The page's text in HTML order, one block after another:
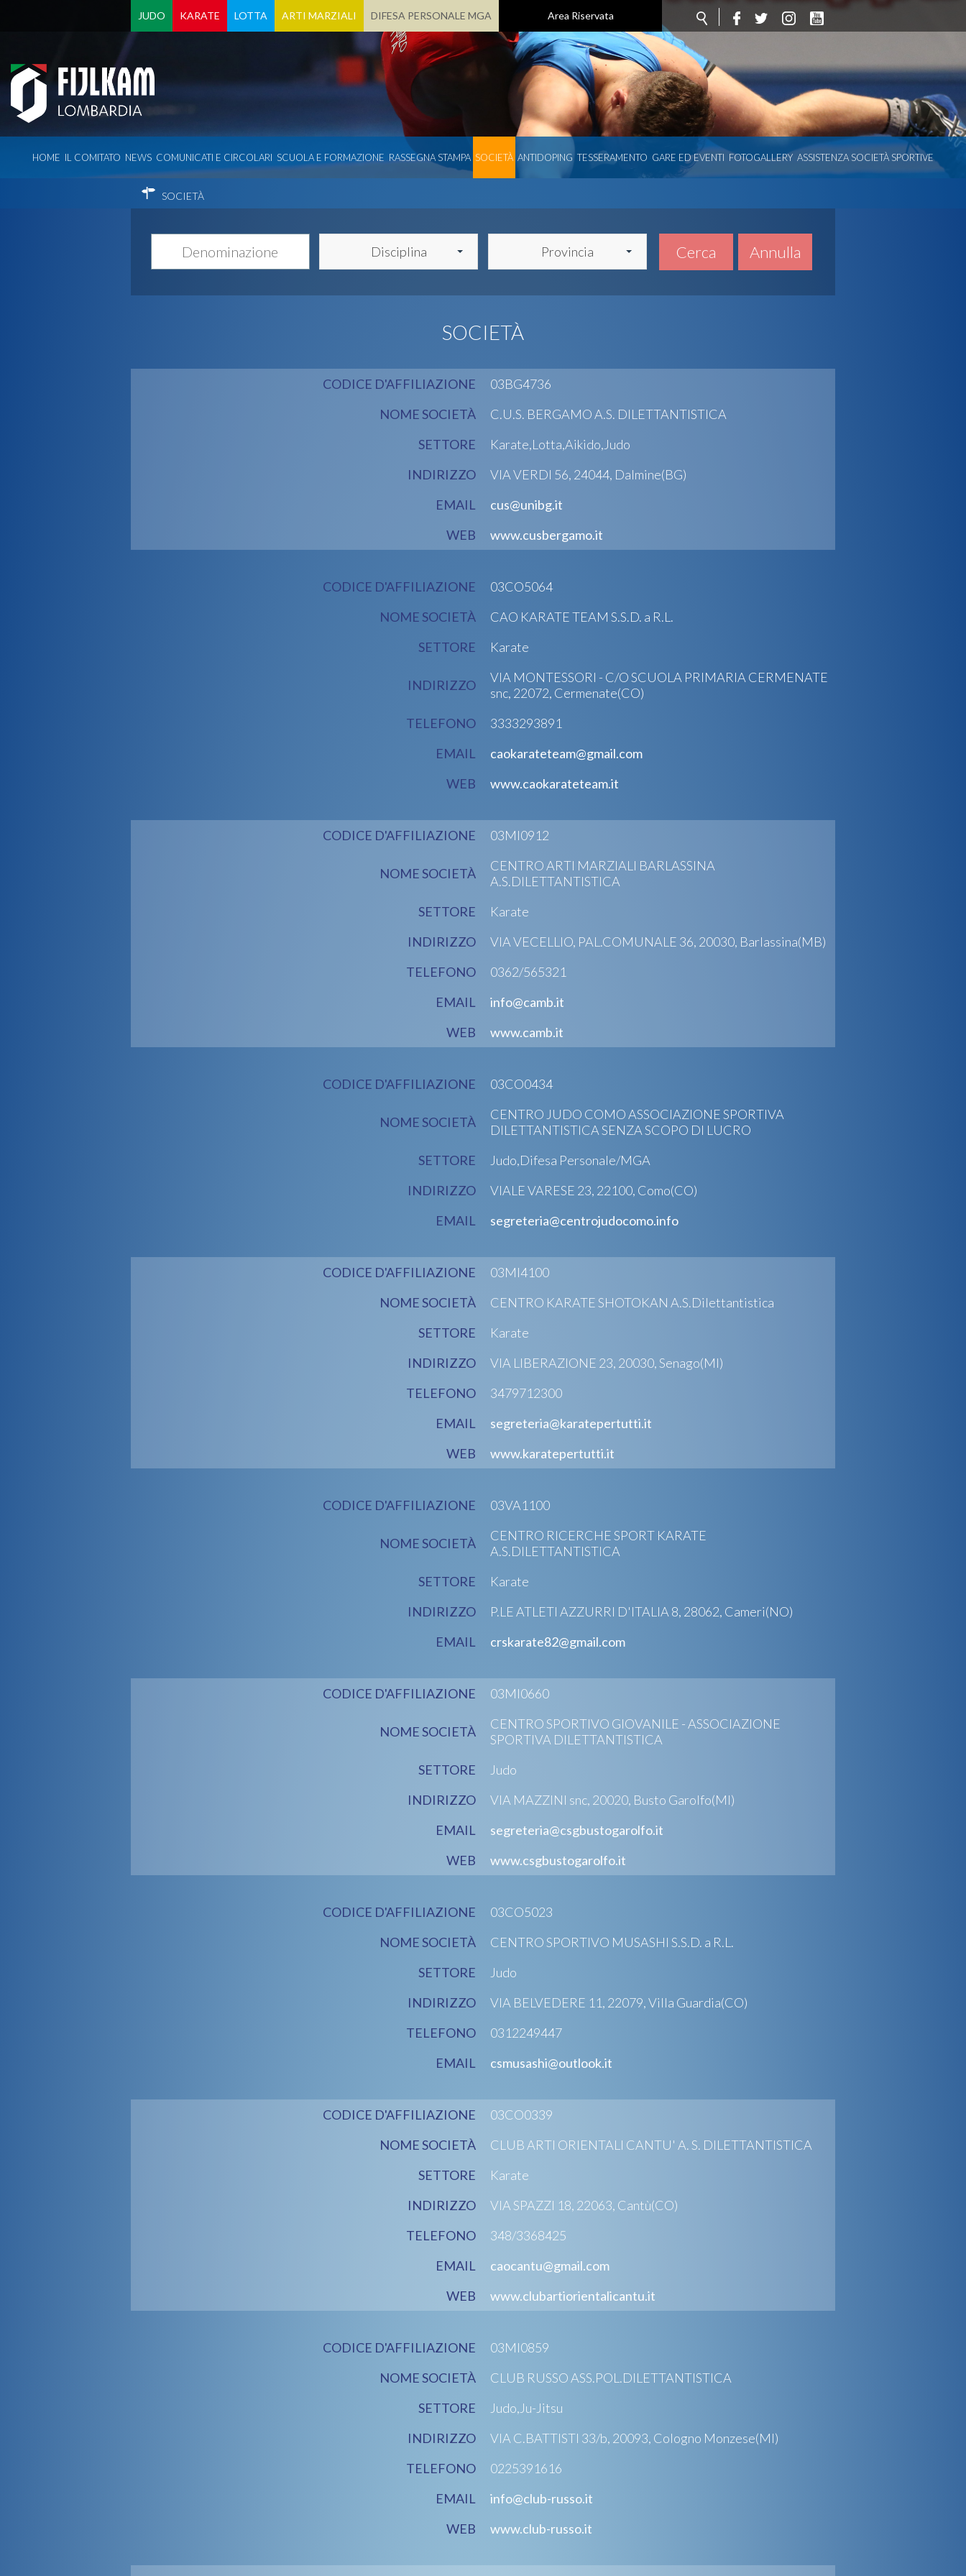
JUDO KARATE LOTTA ARTI MARZIALI DIFESA PERSONALE MGA Area Riservata
HOME IL COMITATO NEWS COMUNICATI E CIRCOLARI SCUOLA E FORMAZIONE RASSEGNA STAMPA SOCIETÀ ANTIDOPING TESSERAMENTO GARE ED EVENTI FOTOGALLERY ASSISTENZA SOCIETÀ SPORTIVE
SOCIETÀ
Disciplina Provincia Cerca Annulla
SOCIETÀ
CODICE D'AFFILIAZIONE
03BG4736
NOME SOCIETÀ
C.U.S. BERGAMO A.S. DILETTANTISTICA
SETTORE
Karate,Lotta,Aikido,Judo
INDIRIZZO
VIA VERDI 56, 24044, Dalmine(BG)
EMAIL
cus@unibg.it
WEB
www.cusbergamo.it
CODICE D'AFFILIAZIONE
03CO5064
NOME SOCIETÀ
CAO KARATE TEAM S.S.D. a R.L.
SETTORE
Karate
INDIRIZZO
VIA MONTESSORI - C/O SCUOLA PRIMARIA CERMENATE
snc, 22072, Cermenate(CO)
TELEFONO
3333293891
EMAIL
caokarateteam@gmail.com
WEB
www.caokarateteam.it
CODICE D'AFFILIAZIONE 03MI0912
NOME SOCIETÀ
CENTRO ARTI MARZIALI BARLASSINA
A.S.DILETTANTISTICA
SETTORE
Karate
INDIRIZZO
VIA VECELLIO, PAL.COMUNALE 36, 20030, Barlassina(MB)
TELEFONO
0362/565321
EMAIL
info@camb.it
WEB
www.camb.it
CODICE D'AFFILIAZIONE 03CO0434
NOME SOCIETÀ
CENTRO JUDO COMO ASSOCIAZIONE SPORTIVA
DILETTANTISTICA SENZA SCOPO DI LUCRO
SETTORE
Judo,Difesa Personale/MGA
INDIRIZZO
VIALE VARESE 23, 22100, Como(CO)
EMAIL
segreteria@centrojudocomo.info
CODICE D'AFFILIAZIONE
03MI4100
NOME SOCIETÀ
CENTRO KARATE SHOTOKAN A.S.Dilettantistica
SETTORE
Karate
INDIRIZZO
VIA LIBERAZIONE 23, 20030, Senago(MI)
TELEFONO
3479712300
EMAIL
segreteria@karatepertutti.it
WEB
www.karatepertutti.it
CODICE D'AFFILIAZIONE 03VA1100
NOME SOCIETÀ
CENTRO RICERCHE SPORT KARATE
A.S.DILETTANTISTICA
SETTORE
Karate
INDIRIZZO
P.LE ATLETI AZZURRI D'ITALIA 8, 28062, Cameri(NO)
EMAIL
crskarate82@gmail.com
CODICE D'AFFILIAZIONE 03MI0660
NOME SOCIETÀ
CENTRO SPORTIVO GIOVANILE - ASSOCIAZIONE
SPORTIVA DILETTANTISTICA
SETTORE
Judo
INDIRIZZO
VIA MAZZINI snc, 20020, Busto Garolfo(MI)
EMAIL
segreteria@csgbustogarolfo.it
WEB
www.csgbustogarolfo.it
CODICE D'AFFILIAZIONE
03CO5023
NOME SOCIETÀ
CENTRO SPORTIVO MUSASHI S.S.D. a R.L.
SETTORE
Judo
INDIRIZZO
VIA BELVEDERE 11, 22079, Villa Guardia(CO)
TELEFONO
0312249447
EMAIL
csmusashi@outlook.it
CODICE D'AFFILIAZIONE
03CO0339
NOME SOCIETÀ
CLUB ARTI ORIENTALI CANTU' A. S. DILETTANTISTICA
SETTORE
Karate
INDIRIZZO
VIA SPAZZI 18, 22063, Cantù(CO)
TELEFONO
348/3368425
EMAIL
caocantu@gmail.com
WEB
www.clubartiorientalicantu.it
CODICE D'AFFILIAZIONE
03MI0859
NOME SOCIETÀ
CLUB RUSSO ASS.POL.DILETTANTISTICA
SETTORE
Judo,Ju-Jitsu
INDIRIZZO
VIA C.BATTISTI 33/b, 20093, Cologno Monzese(MI)
TELEFONO
0225391616
EMAIL
info@club-russo.it
WEB
www.club-russo.it